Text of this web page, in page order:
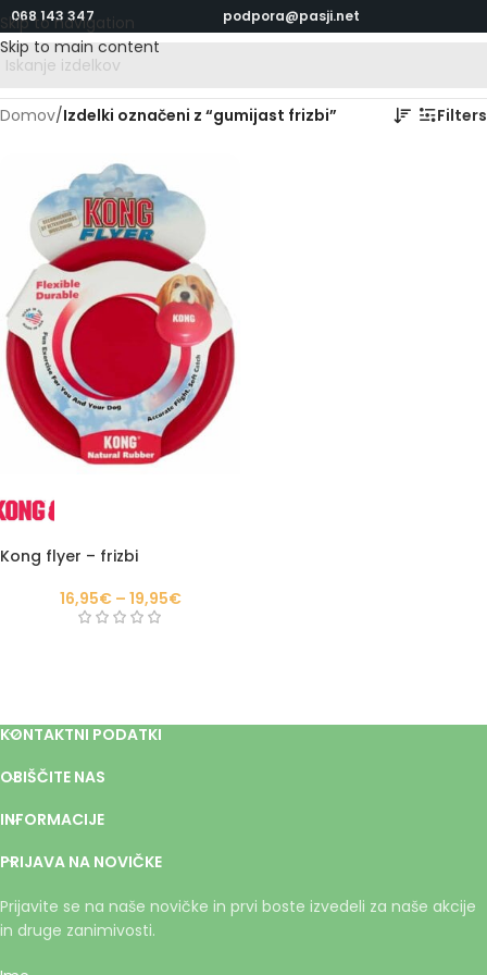
Skip to navigation
Skip to main content
068 143 347 podpora@pasji.net
Domov/Izdelki označeni z “gumijast frizbi” Filters
Kong flyer – frizbi
16,95€ – 19,95€
KONTAKTNI PODATKI
OBIŠČITE NAS
INFORMACIJE
PRIJAVA NA NOVIČKE
Prijavite se na naše novičke in prvi boste izvedeli za naše akcije
in druge zanimivosti.